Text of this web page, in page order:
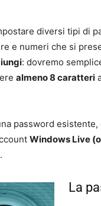
diversi tipi di
e numeri che si
: dovremo
almeno 8 caratteri
password
Windows Live
La